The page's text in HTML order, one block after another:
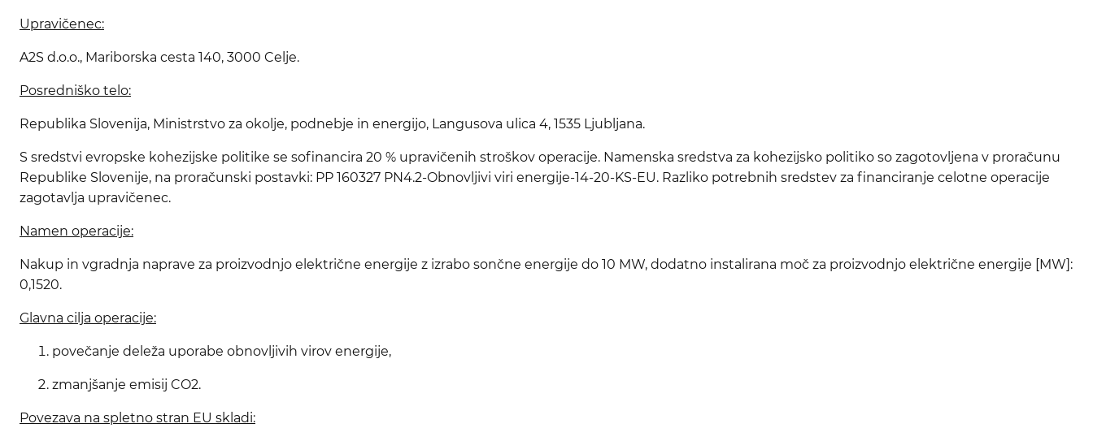
Upravičenec:
A2S d.o.o., Mariborska cesta 140, 3000 Celje.
Posredniško telo:
Republika Slovenija, Ministrstvo za okolje, podnebje in energijo, Langusova ulica 4, 1535 Ljubljana.
S sredstvi evropske kohezijske politike se sofinancira 20 % upravičenih stroškov operacije. Namenska sredstva za kohezijsko politiko so zagotovljena v proračunu
Republike Slovenije, na proračunski postavki: PP 160327 PN4.2-Obnovljivi viri energije-14-20-KS-EU. Razliko potrebnih sredstev za financiranje celotne operacije
zagotavlja upravičenec.
Namen operacije:
Nakup in vgradnja naprave za proizvodnjo električne energije z izrabo sončne energije do 10 MW, dodatno instalirana moč za proizvodnjo električne energije [MW]:
0,1520.
Glavna cilja operacije:
povečanje deleža uporabe obnovljivih virov energije,
zmanjšanje emisij CO2.
Povezava na spletno stran EU skladi: